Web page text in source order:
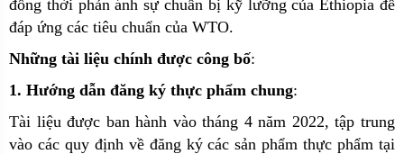
đồng thời phản ánh sự chuẩn bị kỹ lưỡng của Ethiopia để
đáp ứng các tiêu chuẩn của WTO.
Những tài liệu chính được công bố:
1. Hướng dẫn đăng ký thực phẩm chung:
Tài liệu được ban hành vào tháng 4 năm 2022, tập trung
vào các quy định về đăng ký các sản phẩm thực phẩm tại